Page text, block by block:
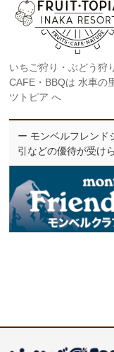
いちご狩り・ぶどう狩
CAFE・BBQは 水車の
ツトピア へ
ー モンベルフレンド
引などの優待が受け